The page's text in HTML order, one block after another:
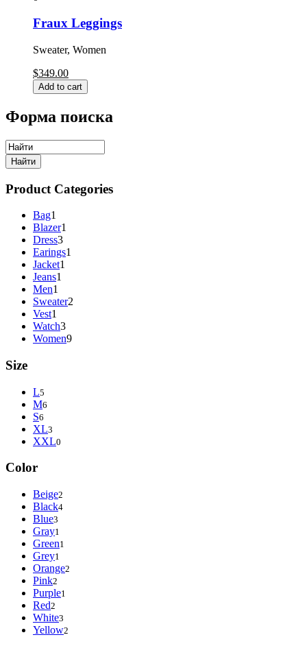
Fraux Leggings
Sweater, Women
$349.00
Форма поиска
Product Categories
Bag1
Blazer1
Dress3
Earings1
Jacket1
Jeans1
Men1
Sweater2
Vest1
Watch3
Women9
Size
L5
M6
S6
XL3
XXL0
Color
Beige2
Black4
Blue3
Gray1
Green1
Grey1
Orange2
Pink2
Purple1
Red2
White3
Yellow2